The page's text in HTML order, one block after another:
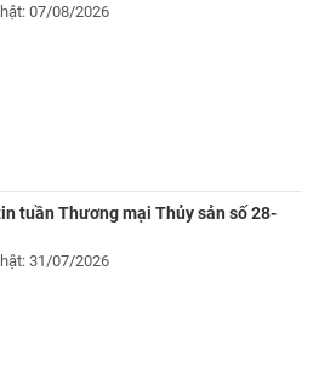
07/08/2026
tuần Thương mại Thủy sản số 28-
31/07/2026